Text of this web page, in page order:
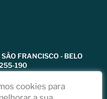
FRANCISCO - BELO
190
cookies para